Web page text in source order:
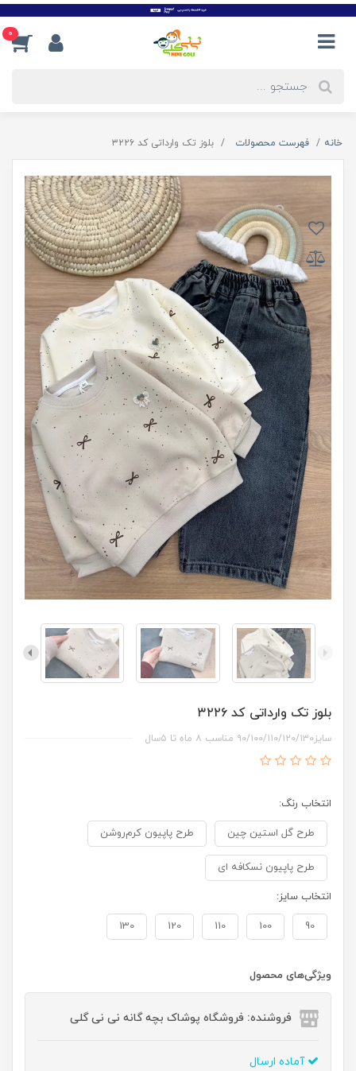
0
خانه فهرست محصولات بلوز تک وارداتی کد ۳۲۲۶
بلوز تک وارداتی کد ۳۲۲۶
سایز۹۰/۱۰۰/۱۱۰/۱۲۰/۱۳۰ مناسب ۸ ماه تا ۵سال
انتخاب رنگ:
طرح گل استین چین طرح پاپیون کرم‌روشن
طرح پاپیون نسکافه ای
انتخاب سایز:
90
100
110
120
130
ویژگی‌های محصول
فروشنده: فروشگاه پوشاک بچه گانه نی نی گلی
آماده ارسال